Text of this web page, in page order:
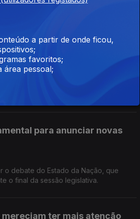
preparar para mais uma
para anunciar novas
o debate do Estado da Nação, que
o final da sessão legislativa.
mereciam ter mais atenção
a partir de onde ficou,
favoritos;
área pessoal;